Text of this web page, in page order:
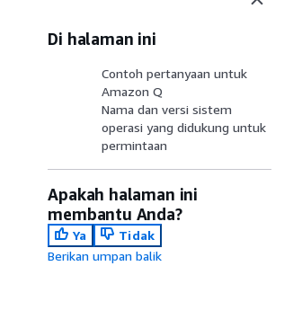
Di halaman ini
Contoh pertanyaan untuk
Amazon Q
Nama dan versi sistem
operasi yang didukung untuk
permintaan
Apakah halaman ini
membantu Anda?
Ya
Tidak
Berikan umpan balik